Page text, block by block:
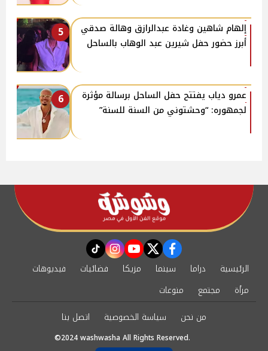
5
إلهام شاهين وغادة عبدالرازق وهالة صدقي
أبرز حضور حفل شيرين عبد الوهاب بالساحل
6
عمرو دياب يفتتح حفل الساحل برسالة مؤثرة
لجمهوره: “وحشتوني من السنة للسنة”
facebook
twitter
youtube
instagram
tiktok
الرئيسية دراما سينما مزيكا فضائيات
فيديوهات
مرأة
مجتمع
منوعات
من نحن
سياسة الخصوصية اتصل بنا
©2024 washwasha All Rights Reserved.